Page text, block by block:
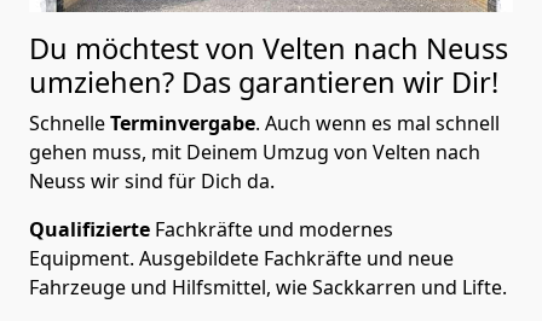
Du möchtest von Velten nach Neuss
umziehen? Das garantieren wir Dir!
SchnelleTerminvergabe. Auch wenn es mal schnell
gehen muss, mit Deinem Umzug von Velten nach
Neuss wir sind für Dich da.
Qualifizierte Fachkräfte und modernes
Equipment. Ausgebildete Fachkräfte und neue
Fahrzeuge und Hilfsmittel, wie Sackkarren und Lifte.